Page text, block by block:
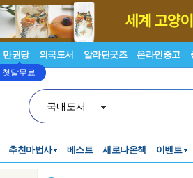
만권당
첫달무료
외국도서 알라딘굿즈 온라인중고
국내도서
추천마법사 베스트 새로나온책 이벤트